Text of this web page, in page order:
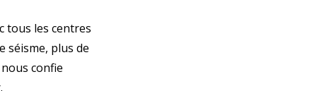
tous les centres
séisme, plus de
confie